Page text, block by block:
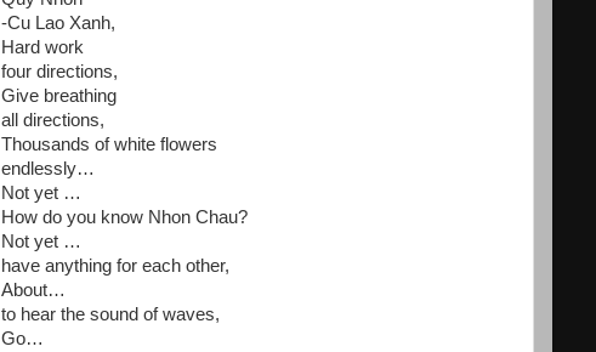
-Cu Lao Xanh,
Hard work
four directions,
Give breathing
all directions,
Thousands of white flowers
endlessly…
Not yet …
How do you know Nhon Chau?
Not yet …
have anything for each other,
About…
to hear the sound of waves,
Go…